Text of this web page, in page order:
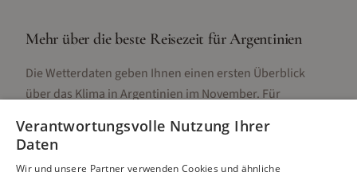
Mehr über die beste Reisezeit fürArgentinien
Die Wetterdaten geben Ihnen einen ersten Überblick
über das Klima inArgentinien im November. Für
regionalen Unterschieden, Aktivitäten und Reisetipps
Verantwortungsvolle Nutzung Ihrer
Daten
Wir und unsere Partner verwenden Cookies und ähnliche